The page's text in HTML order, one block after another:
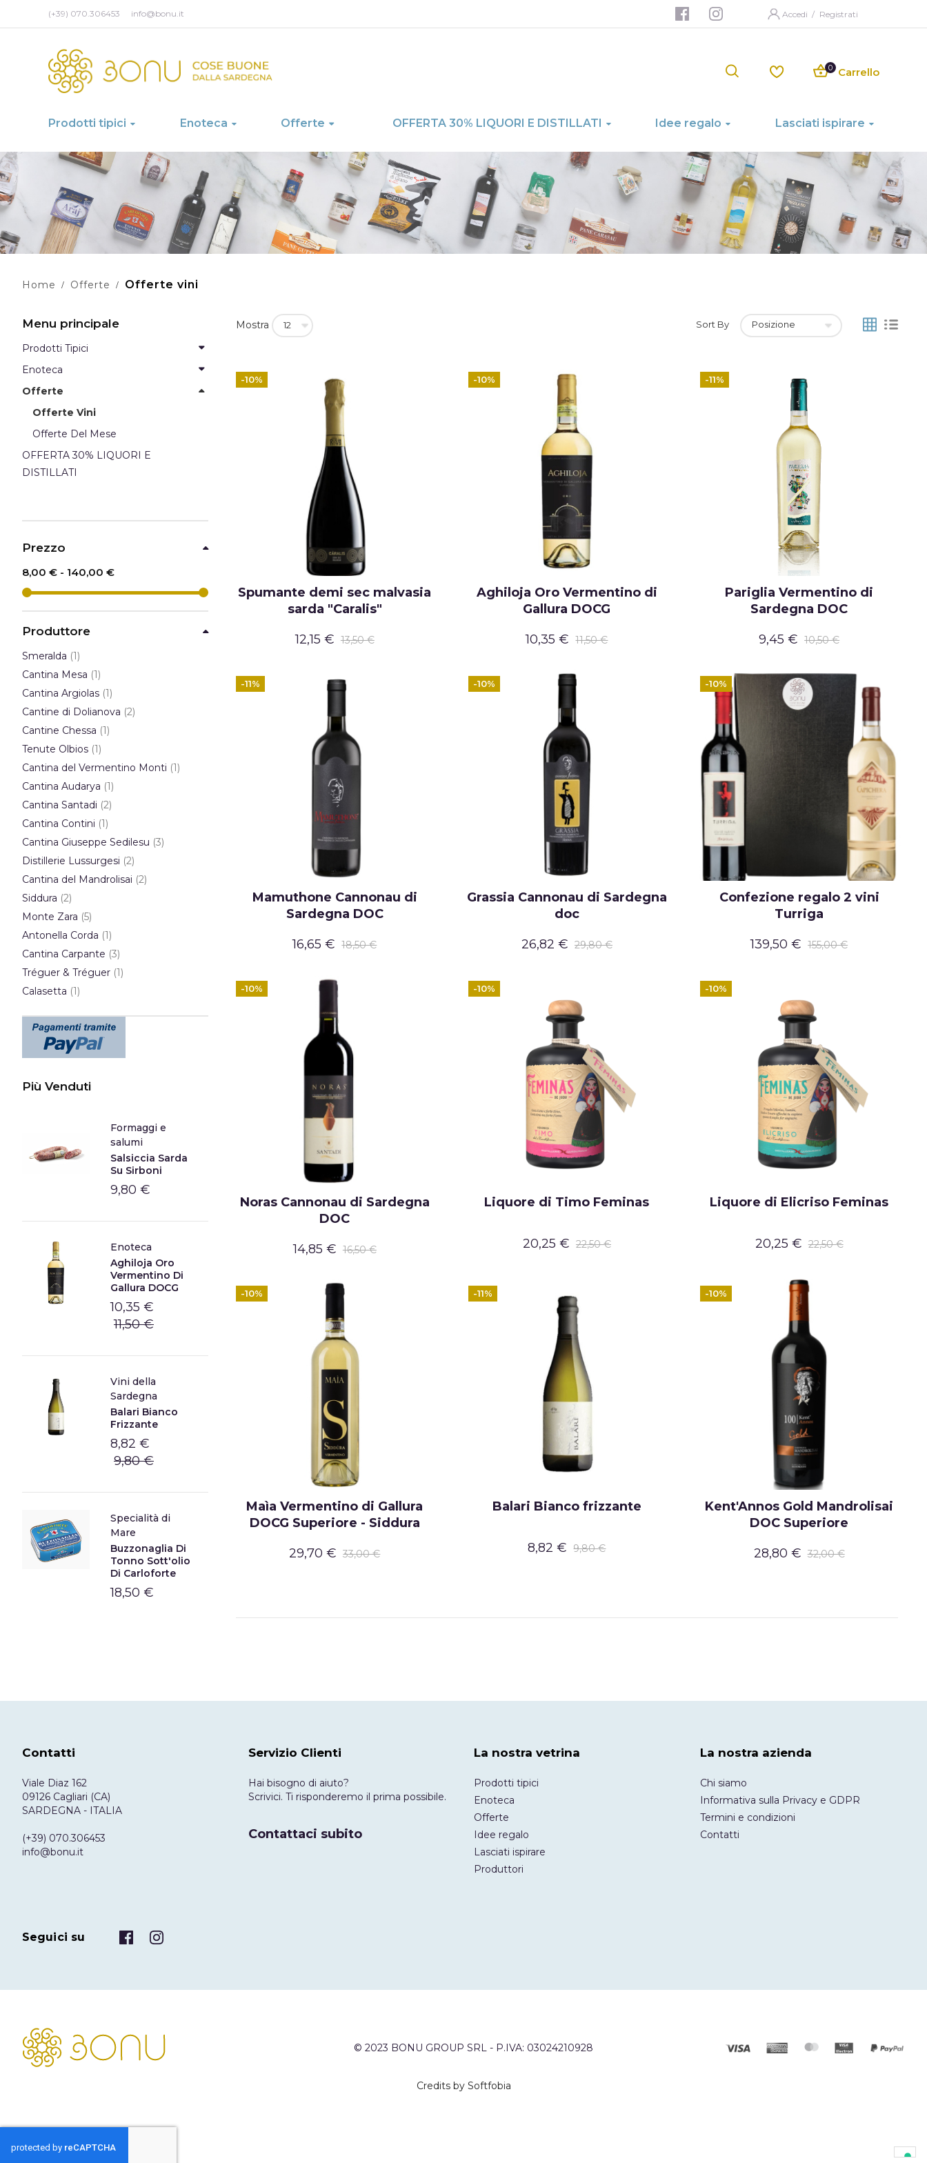
(+39) 070.306453 info@bonu.it Accedi / Registrati
Carrello
Prodotti tipici Enoteca Offerte OFFERTA 30% LIQUORI E DISTILLATI Idee regalo Lasciati ispirare
Home Offerte Offerte vini
GridList
Sort By
Mostra
-10%
Spumante demi sec malvasia
sarda "Caralis"
12,15 € 13,50 €
-10%
Aghiloja Oro Vermentino di
Gallura DOCG
10,35 € 11,50 €
-11%
Pariglia Vermentino di
Sardegna DOC
9,45 € 10,50 €
-11%
Mamuthone Cannonau di
Sardegna DOC
16,65 € 18,50 €
-10%
Grassia Cannonau di Sardegna
doc
26,82 € 29,80 €
-10%
Confezione regalo 2 vini
Turriga
139,50 € 155,00 €
-10%
Noras Cannonau di Sardegna
DOC
14,85 € 16,50 €
-10%
Liquore di Timo Feminas
20,25 € 22,50 €
-10%
Liquore di Elicriso Feminas
20,25 € 22,50 €
-10%
Maìa Vermentino di Gallura
DOCG Superiore - Siddura
29,70 € 33,00 €
-11%
Balari Bianco frizzante
8,82 € 9,80 €
-10%
Kent'Annos Gold Mandrolisai
DOC Superiore
28,80 € 32,00 €
Menu principale
Prodotti Tipici
Enoteca
Offerte
Offerte Vini
Offerte Del Mese
OFFERTA 30% LIQUORI E
DISTILLATI
Prezzo
8,00 € - 140,00 €
Produttore
Smeralda 1elemento
Cantina Mesa 1elemento
Cantina Argiolas 1elemento
Cantine di Dolianova 2elementi
Cantine Chessa 1elemento
Tenute Olbios 1elemento
Cantina del Vermentino Monti 1elemento
Cantina Audarya 1elemento
Cantina Santadi 2elementi
Cantina Contini 1elemento
Cantina Giuseppe Sedilesu 3elementi
Distillerie Lussurgesi 2elementi
Cantina del Mandrolisai 2elementi
Siddura 2elementi
Monte Zara 5elementi
Antonella Corda 1elemento
Cantina Carpante 3elementi
Tréguer & Tréguer 1elemento
Calasetta 1elemento
Più Venduti
Formaggi e
salumi
Salsiccia Sarda
Su Sirboni
9,80 €
Enoteca
Aghiloja Oro
Vermentino Di
Gallura DOCG
10,35 €
11,50 €
Vini della
Sardegna
Balari Bianco
Frizzante
8,82 €
9,80 €
Specialità di
Mare
Buzzonaglia Di
Tonno Sott'olio
Di Carloforte
18,50 €
Contatti
Viale Diaz 162
09126 Cagliari (CA)
SARDEGNA - ITALIA
(+39) 070.306453
info@bonu.it
Servizio Clienti
Hai bisogno di aiuto?
Scrivici. Ti risponderemo il prima possibile.
Contattaci subito
La nostra vetrina
Prodotti tipici
Enoteca
Offerte
Idee regalo
Lasciati ispirare
Produttori
La nostra azienda
Chi siamo
Informativa sulla Privacy e GDPR
Termini e condizioni
Contatti
Seguici su
© 2023 BONU GROUP SRL - P.IVA: 03024210928
Credits by Softfobia